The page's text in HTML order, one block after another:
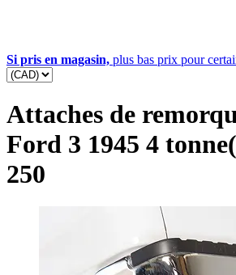
Si pris en magasin, plus bas prix pour
Attaches de
Ford 3 1945 4
250